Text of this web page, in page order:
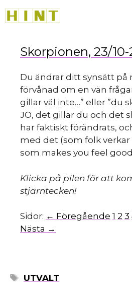
till
Skorpionen, 23/10-
Du ändrar ditt synsätt på
förvånad om en vän
gillar väl inte…” eller ”du
JO, det gillar du och det
har faktiskt förändrats,
med det (som folk verkar
som makes you feel
Klicka på pilen för att
stjärntecken!
Sidor: ← Föregående 1 2 3
Nästa →
ETIKETTER
UTVALT